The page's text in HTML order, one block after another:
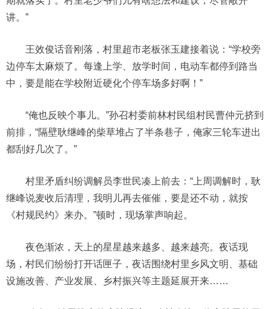
讲。”
王效俊话音刚落，村里超市老板张玉建接着说：“学校旁
边停车太麻烦了。每逢上学、放学时间，电动车都停到路当
中，要是能在学校附近硬化个停车场多好啊！”
“俺也反映个事儿。”孙召村委前林村民组村民曹仲元挤到
前排，“隔壁耿继峰的柴草堆占了半条巷子，俺家三轮车进出
都刮好几次了。”
村里矛盾纠纷调解员李世民凑上前去：“上周调解时，耿
继峰说麦收后清理，我明儿再去催催，要是还不动，就按
《村规民约》来办。”顿时，现场掌声响起。
夜色渐浓，天上的星星越来越多、越来越亮。夜话现
场，村民们纷纷打开话匣子，夜话围绕村里乡风文明、基础
设施改善、产业发展、乡村振兴等主题延展开来……